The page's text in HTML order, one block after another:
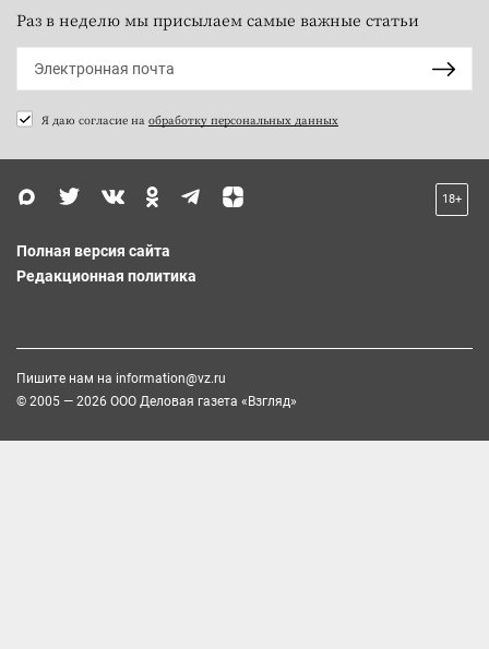
Раз в неделю мы присылаем самые важные статьи
Я даю согласие на обработку персональных данных
18+
Полная версия сайта
Редакционная политика
Пишите нам на information@vz.ru
© 2005 — 2026 ООО Деловая газета «Взгляд»